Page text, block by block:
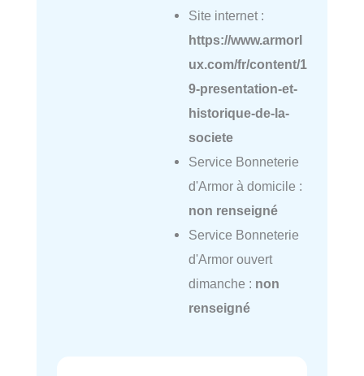
Site internet :
https://www.armorl
ux.com/fr/content/1
9-presentation-et-
historique-de-la-
societe
Service Bonneterie
d'Armor à domicile :
non renseigné
Service Bonneterie
d'Armor ouvert
dimanche : non
renseigné